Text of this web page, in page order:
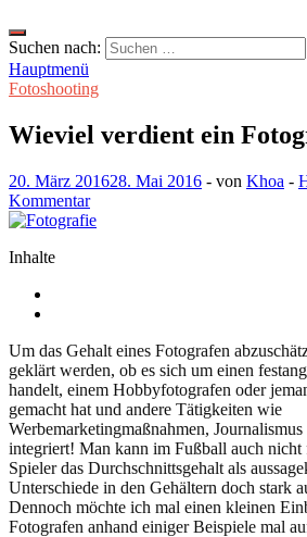
Suchen nach:
Hauptmenü
Fotoshooting
Wieviel verdient ein
20. März 201628. Mai 2016 - von Khoa -
Kommentar
Inhalte
Um das Gehalt eines Fotografen
geklärt werden, ob es sich um einen
handelt, einem Hobbyfotografen oder
gemacht hat und andere Tätigkeiten wie
Werbemarketingmaßnahmen,
integriert! Man kann im Fußball auch
Spieler das Durchschnittsgehalt als
Unterschiede in den Gehältern doch stark
Dennoch möchte ich mal einen kleinen
Fotografen anhand einiger Beispiele mal